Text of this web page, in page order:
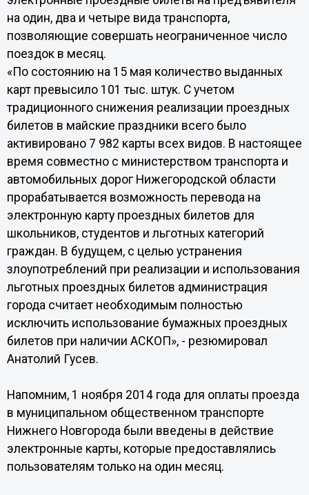
на один, два и четыре вида транспорта,
позволяющие совершать неограниченное число
поездок в месяц.
«По состоянию на 15 мая количество выданных
карт превысило 101 тыс. штук. С учетом
традиционного снижения реализации проездных
билетов в майские праздники всего было
активировано 7 982 карты всех видов. В настоящее
время совместно с министерством транспорта и
автомобильных дорог Нижегородской области
прорабатывается возможность перевода на
электронную карту проездных билетов для
школьников, студентов и льготных категорий
граждан. В будущем, с целью устранения
злоупотреблений при реализации и использования
льготных проездных билетов администрация
города считает необходимым полностью
исключить использование бумажных проездных
билетов при наличии АСКОП», - резюмировал
Анатолий Гусев.
Напомним, 1 ноября 2014 года для оплаты проезда
в муниципальном общественном транспорте
Нижнего Новгорода были введены в действие
электронные карты, которые предоставлялись
пользователям только на один месяц.